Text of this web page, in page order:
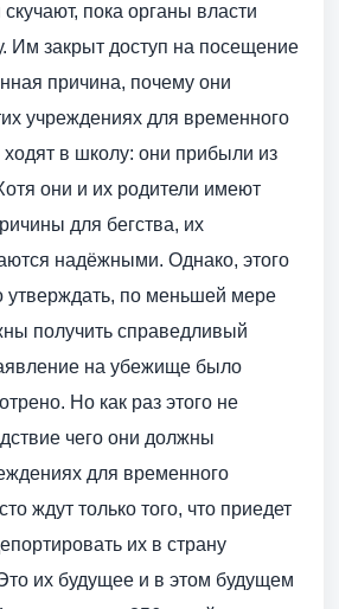
скучают, пока органы власти
Им закрыт доступ на посещение
причина, почему они
учреждениях для временного
в школу: они прибыли из
они и их родители имеют
для бегства, их
надёжными. Однако, этого
утверждать, по меньшей мере
получить справедливый
на убежище было
Но как раз этого не
чего они должны
для временного
ждут только того, что приедет
их в страну
их будущее и в этом будущем